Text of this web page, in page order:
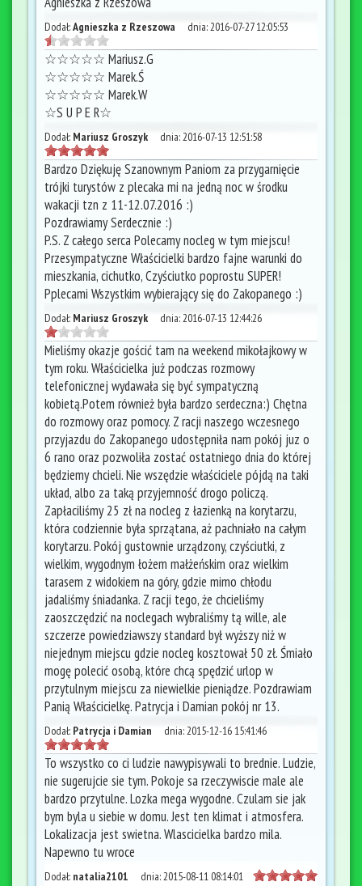
Dodał:Agnieszka z Rzeszowa dnia:2016-07-27 12:05:53
☆☆☆☆☆ Mariusz.G
☆☆☆☆☆ Marek.Ś
☆☆☆☆☆ Marek.W
☆S U P E R☆
Dodał: Mariusz Groszyk dnia:2016-07-13 12:51:58
Bardzo Dziękuję Szanownym Paniom za przygarnięcie
trójki turystów z plecaka mi na jedną noc w środku
wakacji tzn z 11-12.07.2016 :)
Pozdrawiamy Serdecznie :)
P.S. Z całego serca Polecamy nocleg w tym miejscu!
Przesympatyczne Właścicielki bardzo fajne warunki do
mieszkania, cichutko, Czyściutko poprostu SUPER!
Pplecami Wszystkim wybierający się do Zakopanego :)
Dodał: Mariusz Groszyk dnia:2016-07-13 12:44:26
Mieliśmy okazje gościć tam na weekend mikołajkowy w
tym roku. Właścicielka już podczas rozmowy
telefonicznej wydawała się być sympatyczną
kobietą.Potem również była bardzo serdeczna:) Chętna
do rozmowy oraz pomocy. Z racji naszego wczesnego
przyjazdu do Zakopanego udostępniła nam pokój juz o
6 rano oraz pozwoliła zostać ostatniego dnia do której
będziemy chcieli. Nie wszędzie właściciele pójdą na taki
układ, albo za taką przyjemność drogo policzą.
Zapłaciliśmy 25 zł na nocleg z łazienką na korytarzu,
która codziennie była sprzątana, aż pachniało na całym
korytarzu. Pokój gustownie urządzony, czyściutki, z
wielkim, wygodnym łożem małżeńskim oraz wielkim
tarasem z widokiem na góry, gdzie mimo chłodu
jadaliśmy śniadanka. Z racji tego, że chcieliśmy
zaoszczędzić na noclegach wybraliśmy tą wille, ale
szczerze powiedziawszy standard był wyższy niż w
niejednym miejscu gdzie nocleg kosztował 50 zł. Śmiało
mogę polecić osobą, które chcą spędzić urlop w
przytulnym miejscu za niewielkie pieniądze. Pozdrawiam
Panią Właścicielkę. Patrycja i Damian pokój nr 13.
Dodał: Patrycja i Damian dnia:2015-12-16 15:41:46
To wszystko co ci ludzie nawypisywali to brednie. Ludzie,
nie sugerujcie sie tym. Pokoje sa rzeczywiscie male ale
bardzo przytulne. Lozka mega wygodne. Czulam sie jak
bym byla u siebie w domu. Jest ten klimat i atmosfera.
Lokalizacja jest swietna. Wlascicielka bardzo mila.
Napewno tu wroce
Dodał: natalia2101 dnia:2015-08-11 08:14:01